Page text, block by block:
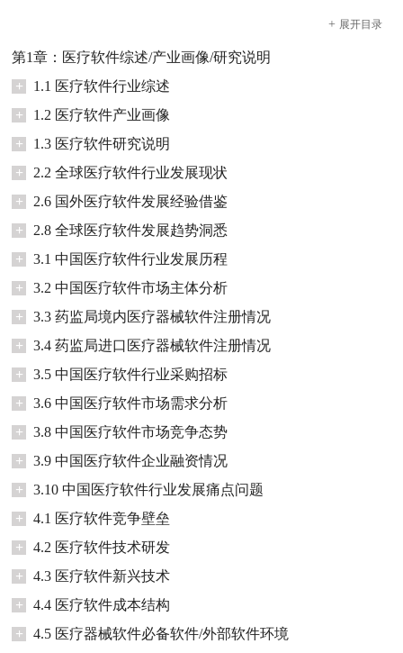
+ 展开目录
第1章：医疗软件综述/产业画像/研究说明
+
1.1 医疗软件行业综述
+
1.2 医疗软件产业画像
+
1.3 医疗软件研究说明
+
2.2 全球医疗软件行业发展现状
+
2.6 国外医疗软件发展经验借鉴
+
2.8 全球医疗软件发展趋势洞悉
+
3.1 中国医疗软件行业发展历程
+
3.2 中国医疗软件市场主体分析
+
3.3 药监局境内医疗器械软件注册情况
+
3.4 药监局进口医疗器械软件注册情况
+
3.5 中国医疗软件行业采购招标
+
3.6 中国医疗软件市场需求分析
+
3.8 中国医疗软件市场竞争态势
+
3.9 中国医疗软件企业融资情况
+
3.10 中国医疗软件行业发展痛点问题
+
4.1 医疗软件竞争壁垒
+
4.2 医疗软件技术研发
+
4.3 医疗软件新兴技术
+
4.4 医疗软件成本结构
+
4.5 医疗器械软件必备软件/外部软件环境